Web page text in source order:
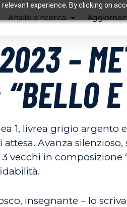
experience. By clicking on
Analisi e ricerca
–
1, livrea grigio
Avanza
3 vecchi in
insegnante – lo